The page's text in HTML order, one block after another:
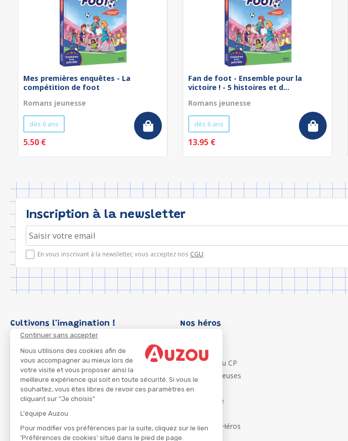
Continuer sans accepter
Nous utilisons des cookies afin de
vous accompagner au mieux lors de
votre visite et vous proposer ainsi la
meilleure expérience qui soit en toute sécurité. Si vous le
souhaitez, vous êtes libres de revoir ces paramètres en
cliquant sur "Je choisis"
L'équipe Auzou
Pour modifier vos préférences par la suite, cliquez sur le lien
'Préférences de cookies' situé dans le pied de page.
Mes premières enquêtes - La
compétition de foot
Romans jeunesse
dès 6 ans
5.50 €
Fan de foot - Ensemble pour la
victoire ! - 5 histoires et d...
Romans jeunesse
dès 6 ans
13.95 €
Inscription à la newsletter
En vous inscrivant à la newsletter, vous acceptez nos CGU.
Cultivons l'imagination ! Nos héros
P'tit Loup
Les Héros du CP
Les Influenceuses
Migali
Petite Taupe
Ma Boîte à Héros